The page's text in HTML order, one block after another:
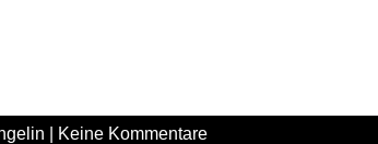
Keine Kommentare